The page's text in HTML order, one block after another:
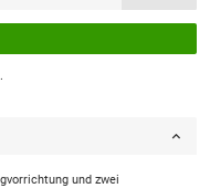
und zwei